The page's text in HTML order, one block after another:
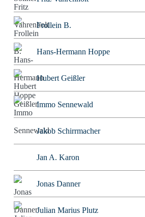
Frollein B.
Hans-Hermann Hoppe
Hubert Geißler
Immo Sennewald
Jakob Schirrmacher
Jan A. Karon
Jonas Danner
Julian Marius Plutz